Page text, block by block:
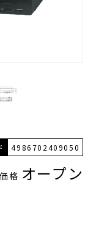
4986702409050
格 オープン